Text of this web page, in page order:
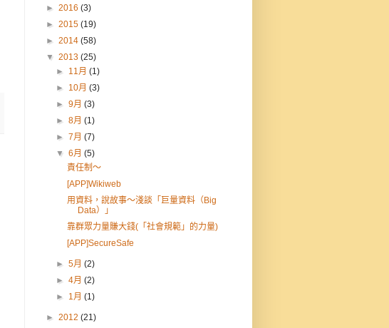
► 2016 (3)
► 2015 (19)
► 2014 (58)
▼ 2013 (25)
► 11月(1)
► 10月(3)
►9月(3)
►8月(1)
►7月(7)
▼6月(5)
責任制～
[APP]Wikiweb
用資料，說故事～淺談「巨量資料（Big
Data）」
靠群眾力量賺大錢(「社會規範」的力量)
[APP]SecureSafe
►5月(2)
►4月(2)
► 1月(1)
► 2012 (21)